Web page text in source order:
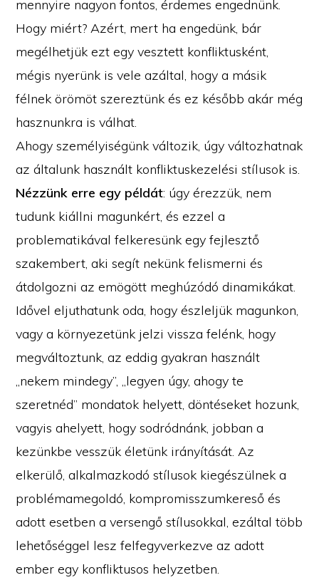
mennyire nagyon fontos, érdemes engednünk.
Hogy miért? Azért, mert ha engedünk, bár
megélhetjük ezt egy vesztett konfliktusként,
mégis nyerünk is vele azáltal, hogy a másik
félnek örömöt szereztünk és ez később akár még
hasznunkra is válhat.
Ahogy személyiségünk változik, úgy változhatnak
az általunk használt konfliktuskezelési stílusok is.
Nézzünk erre egy példát: úgy érezzük, nem
tudunk kiállni magunkért, és ezzel a
problematikával felkeresünk egy fejlesztő
szakembert, aki segít nekünk felismerni és
átdolgozni az emögött meghúzódó dinamikákat.
Idővel eljuthatunk oda, hogy észleljük magunkon,
vagy a környezetünk jelzi vissza felénk, hogy
megváltoztunk, az eddig gyakran használt
„nekem mindegy”, „legyen úgy, ahogy te
szeretnéd” mondatok helyett, döntéseket hozunk,
vagyis ahelyett, hogy sodródnánk, jobban a
kezünkbe vesszük életünk irányítását. Az
elkerülő, alkalmazkodó stílusok kiegészülnek a
problémamegoldó, kompromisszumkereső és
adott esetben a versengő stílusokkal, ezáltal több
lehetőséggel lesz felfegyverkezve az adott
ember egy konfliktusos helyzetben.